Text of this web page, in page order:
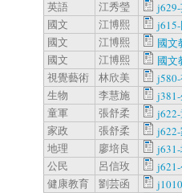
英語
江秀瑩
國文
江博熙
國文
江博熙
國文
國文
江博熙
國文
視覺藝術
林欣美
生物
李慧施
童軍
張舒柔
家政
張舒柔
地理
廖培良
公民
呂信玫
健康教育
劉芸函